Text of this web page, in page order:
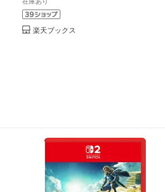
在庫あり
楽天ブックス